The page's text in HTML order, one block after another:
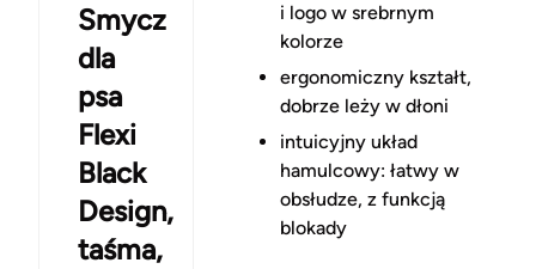
Smycz
dla
psa
Flexi
Black
Design,
taśma,
i logo w srebrnym
kolorze
ergonomiczny kształt,
dobrze leży w dłoni
intuicyjny układ
hamulcowy: łatwy w
obsłudze, z funkcją
blokady